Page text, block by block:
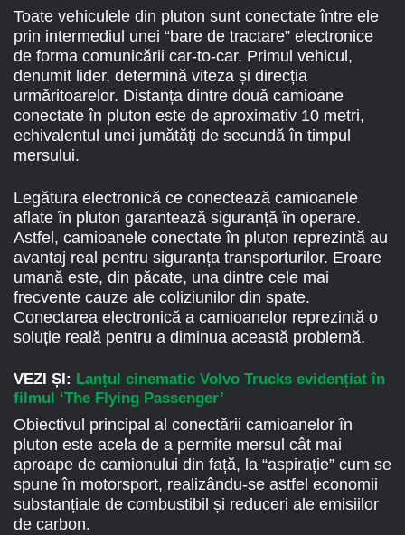
Toate vehiculele din pluton sunt conectate între ele
prin intermediul unei “bare de tractare” electronice
de forma comunicării car-to-car. Primul vehicul,
denumit lider, determină viteza și direcția
urmăritoarelor. Distanța dintre două camioane
conectate în pluton este de aproximativ 10 metri,
echivalentul unei jumătăți de secundă în timpul
mersului.
Legătura electronică ce conectează camioanele
aflate în pluton garantează siguranță în operare.
Astfel, camioanele conectate în pluton reprezintă au
avantaj real pentru siguranța transporturilor. Eroare
umană este, din păcate, una dintre cele mai
frecvente cauze ale coliziunilor din spate.
Conectarea electronică a camioanelor reprezintă o
soluție reală pentru a diminua această problemă.
VEZI ȘI: Lanțul cinematic Volvo Trucks evidențiat în
filmul ‘The Flying Passenger’
Obiectivul principal al conectării camioanelor în
pluton este acela de a permite mersul cât mai
aproape de camionului din față, la “aspirație” cum se
spune în motorsport, realizându-se astfel economii
substanțiale de combustibil și reduceri ale emisiilor
de carbon.